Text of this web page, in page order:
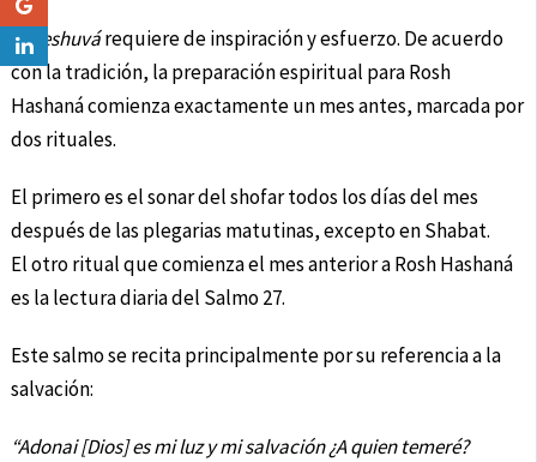
Lateshuvárequiere de inspiración y esfuerzo. De acuerdo
con la tradición, la preparación espiritual para Rosh
Hashaná comienza exactamente un mes antes, marcada por
dos rituales.
El primero es el sonar del shofar todos los días del mes
después de las plegarias matutinas, excepto en Shabat.
El otro ritual que comienza el mes anterior a Rosh Hashaná
es la lectura diaria del Salmo 27.
Este salmo se recita principalmente por su referencia a la
salvación:
“Adonai [Dios] es mi luzy mi salvación ¿A quien temeré?